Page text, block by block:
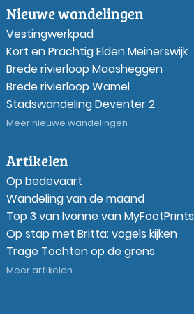
Nieuwe wandelingen
Vestingwerkpad
Kort en Prachtig Elden Meinerswijk
Brede rivierloop Maasheggen
Brede rivierloop Wamel
Stadswandeling Deventer 2
Meer nieuwe wandelingen
Artikelen
Op bedevaart
Wandeling van de maand
Top 3 van Ivonne van MyFootPrints
Op stap met Britta: vogels kijken
Trage Tochten op de grens
Meer artikelen...